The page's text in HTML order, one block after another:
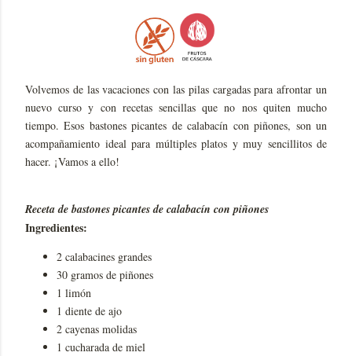
Volvemos de las vacaciones con las pilas cargadas para afrontar un
nuevo curso y con recetas sencillas que no nos quiten mucho
tiempo. Esos bastones picantes de calabacín con piñones, son un
acompañamiento ideal para múltiples platos y muy sencillitos de
hacer. ¡Vamos a ello!
Receta de bastones picantes de calabacín con piñones
Ingredientes:
2 calabacines grandes
30 gramos de piñones
1 limón
1 diente de ajo
2 cayenas molidas
1 cucharada de miel